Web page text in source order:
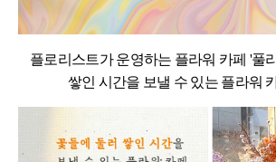
플로리스트가 운영하는 플라워 카페 '풀
쌓인 시간을 보낼 수 있는 플라워